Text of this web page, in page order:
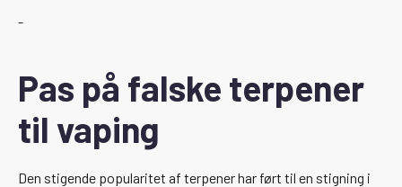
-
Pas på falske terpener
til vaping
Den stigende popularitet af terpener har ført til en stigning i